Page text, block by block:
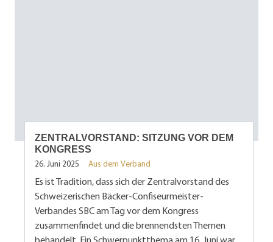
ZENTRALVORSTAND: SITZUNG VOR DEM
KONGRESS
26. Juni 2025 Aus dem Verband
Es ist Tradition, dass sich der Zentralvorstand des
Schweizerischen Bäcker-Confiseurmeister-
Verbandes SBC am Tag vor dem Kongress
zusammenfindet und die brennendsten Themen